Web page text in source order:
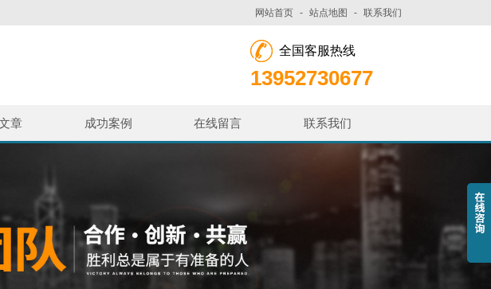
网站首页 - 站点地图 - 联系我们
全国客服热线
13952730677
章 成功案例 在线留言 联系我们